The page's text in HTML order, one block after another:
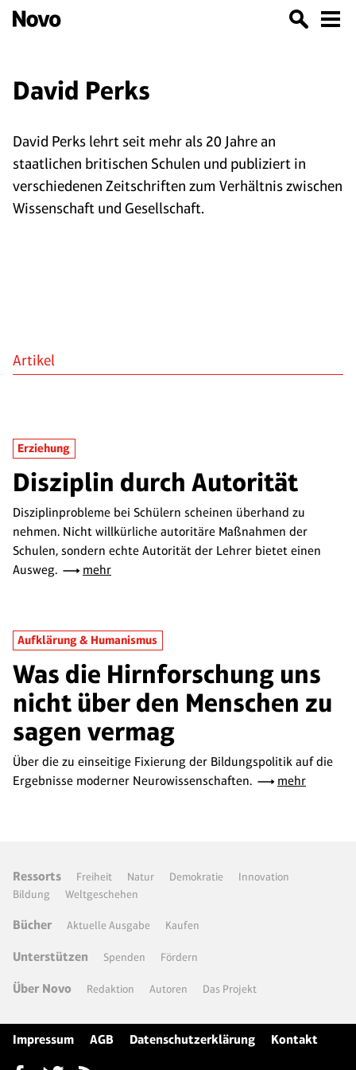
David Perks
David Perks lehrt seit mehr als 20 Jahre an
staatlichen britischen Schulen und publiziert in
verschiedenen Zeitschriften zum Verhältnis zwischen
Wissenschaft und Gesellschaft.
Artikel
Erziehung
Disziplin durch Autorität
Disziplinprobleme bei Schülern scheinen überhand zu
nehmen. Nicht willkürliche autoritäre Maßnahmen der
Schulen, sondern echte Autorität der Lehrer bietet einen
Ausweg.
mehr
Aufklärung & Humanismus
Was die Hirnforschung uns
nicht über den Menschen zu
sagen vermag
Über die zu einseitige Fixierung der Bildungspolitik auf die
Ergebnisse moderner Neurowissenschaften.
mehr
Ressorts Freiheit Natur Demokratie
Innovation
Bildung
Weltgeschehen
Bücher Aktuelle Ausgabe Kaufen
Unterstützen Spenden Fördern
Über Novo Redaktion Autoren Das Projekt
Impressum AGB Datenschutzerklärung Kontakt